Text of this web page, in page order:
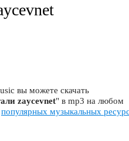
вы можете скачать
zaycevnet" в mp3 на любом
популярных музыкальных